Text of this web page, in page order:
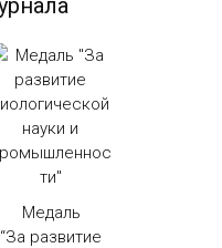
Медаль
“За развитие